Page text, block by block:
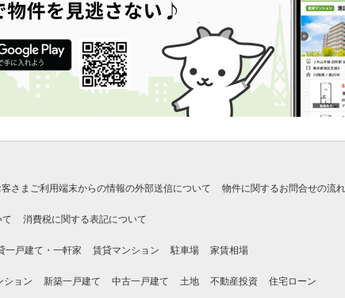
客さまご利用端末からの情報の外部送信について 物件に関するお問合せの流れ
消費税に関する表記について
一戸建て・一軒家 賃貸マンション 駐車場 家賃相場
ション 新築一戸建て 中古一戸建て 土地 不動産投資 住宅ローン